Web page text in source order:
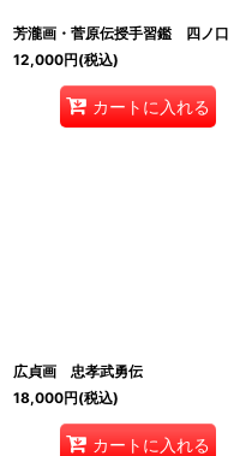
芳瀧画・菅原伝授手習鑑 四ノ口
12,000円(税込)
カートに入れる
広貞画 忠孝武勇伝
18,000円(税込)
カートに入れる